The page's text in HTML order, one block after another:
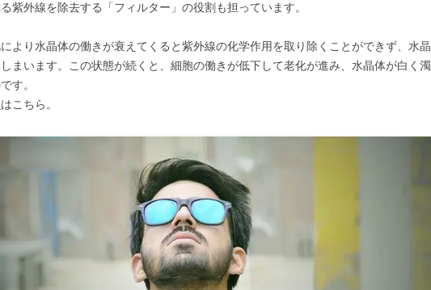
紫外線を除去する「フィルター」の役割も担っています。
より水晶体の働きが衰えてくると紫外線の化学作用を取り除くことができず、水晶
まいます。この状態が続くと、細胞の働きが低下して老化が進み、水晶体が白く濁
す。
はこちら。